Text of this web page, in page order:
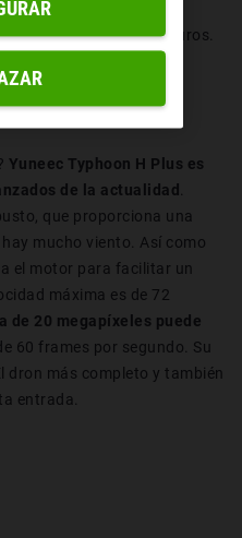
conseguir por 100 euros.
incluye.
Yuneec Typhoon H Plus es
de la actualidad
que proporciona una
mucho viento. Así como
el motor para facilitar un
máxima es de 72
de 20 megapíxeles puede
60 frames por segundo. Su
dron más completo y también
entrada.